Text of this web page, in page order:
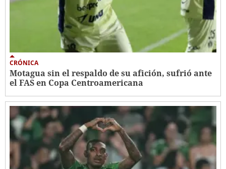
CRÓNICA
Motagua sin el respaldo de su afición, sufrió ante
el FAS en Copa Centroamericana